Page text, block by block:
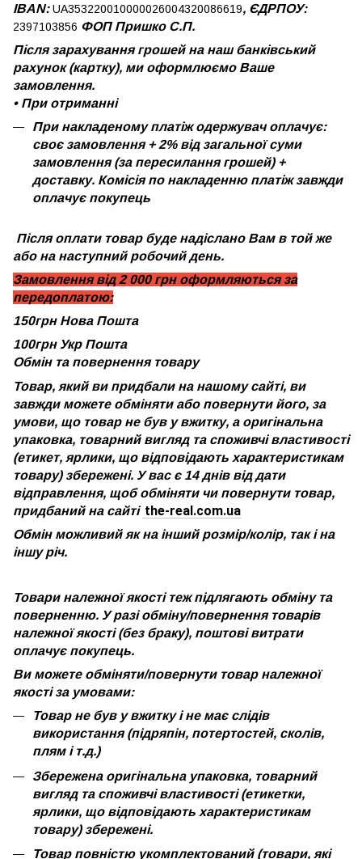
IBAN:UA353220010000026004320086619, ЄДРПОУ:
2397103856 ФОП Пришко С.П.
Після зарахування грошей на наш банківський
рахунок (картку), ми оформлюємо Ваше
замовлення.
•При отриманні
При накладеному платіж одержувач оплачує:
своє замовлення + 2% від загальної суми
замовлення (за пересилання грошей) +
доставку. Комісія по накладенню платіж завжди
оплачує покупець
Після оплати товар буде надіслано Вам в той же
або на наступний робочий день.
Замовлення від 2 000 грн оформляються за
передоплатою:
150грн Нова Пошта
100грн Укр Пошта
Обмін та повернення товару
Товар, який ви придбали на нашому сайті, ви
завжди можете обміняти або повернути його, за
умови, що товар не був у вжитку, а оригінальна
упаковка, товарний вигляд та споживчі властивості
(етикет, ярлики, що відповідають характеристикам
товару) збережені. У вас є 14 днів від дати
відправлення, щоб обміняти чи повернути товар,
придбаний на сайті the-real.com.ua
Обмін можливий як на інший розмір/колір, так і на
іншу річ.
Товари належної якості теж підлягають обміну та
поверненню. У разі обміну/повернення товарів
належної якості (без браку), поштові витрати
оплачує покупець.
Ви можете обміняти/повернути товар належної
якості за умовами:
Товар не був у вжитку і не має слідів
використання (підряпін, потертостей, сколів,
плям і т.д.)
Збережена оригінальна упаковка, товарний
вигляд та споживчі властивості (етикетки,
ярлики, що відповідають характеристикам
товару) збережені.
Товар повністю укомплектований (товари, які